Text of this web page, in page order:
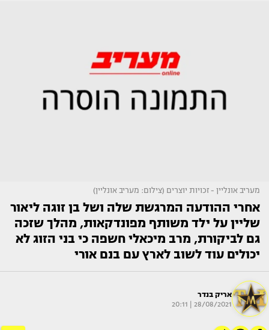
מעריב אונליין - זכויות יוצרים (צילום: מעריב אונליין)
אחרי ההודעה המרגשת שלה ושל בן זוגה ליאור
שליין על ילד משותף מפונדקאות, מהלך שזכה
גם לביקורת, מרב מיכאלי חשפה כי בני הזוג לא
יכולים עוד לשוב לארץ עם בנם אורי
אריק בנדר
28/08/2021 | 20:11